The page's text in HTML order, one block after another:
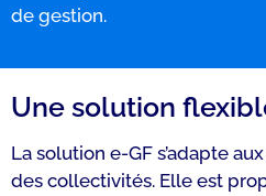
de gestion.
Une solution
La solution e-GF s’adapte
des collectivités. Elle est